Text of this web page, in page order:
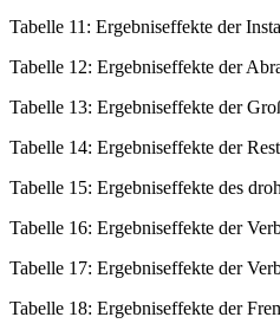
Tabelle 11: Ergebniseffekte der
Tabelle 12: Ergebniseffekte der
Tabelle 13: Ergebniseffekte der
Tabelle 14: Ergebniseffekte der
Tabelle 15: Ergebniseffekte des
Tabelle 16: Ergebniseffekte der
Tabelle 17: Ergebniseffekte der
Tabelle 18: Ergebniseffekte der